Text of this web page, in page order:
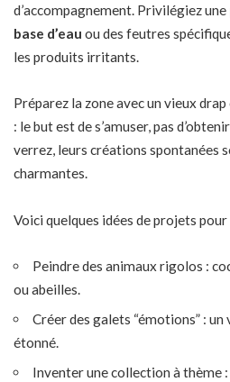
d’accompagnement. Privilégiez une
base d’eau ou des feutres
les produits irritants.
Préparez la zone avec un vieux drap
: le but est de s’amuser, pas
verrez, leurs créations spontanées
charmantes.
Voici quelques idées de projets
Peindre des animaux rigolos :
ou abeilles.
Créer des galets “émotions” :
étonné.
Inventer une collection à thème